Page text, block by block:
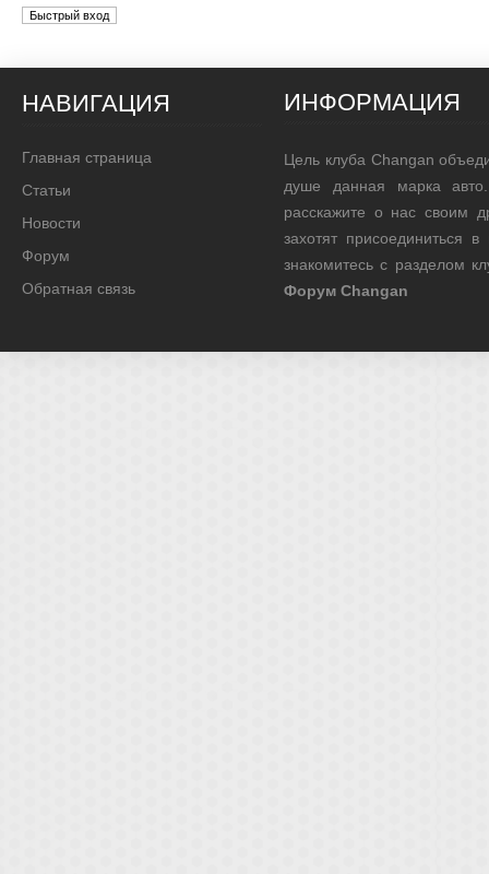
НАВИГАЦИЯ
Главная страница
Статьи
Новости
Форум
Обратная связь
ИНФОРМАЦИЯ
Цель клуба Changan
душе данная марка
расскажите о нас своим
захотят присоединиться
знакомитесь с разделом
Форум Changan